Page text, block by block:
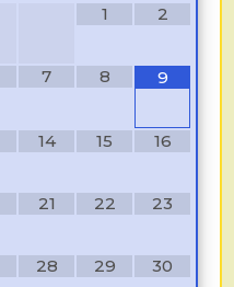
1
2
7 8 9
14 15 16
21 22 23
28 29 30